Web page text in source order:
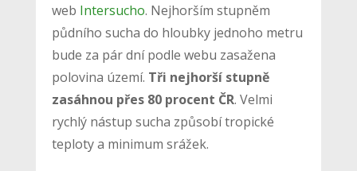
web Intersucho. Nejhorším stupněm
půdního sucha do hloubky jednoho metru
bude za pár dní podle webu zasažena
polovina území. Tři nejhorší stupně
zasáhnou přes 80 procent ČR. Velmi
rychlý nástup sucha způsobí tropické
teploty a minimum srážek.